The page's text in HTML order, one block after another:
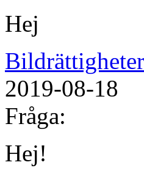
Hej
2019-08-18
Fråga:
Hej!